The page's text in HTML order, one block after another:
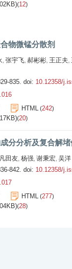
(12)
物微锰分散剂
, 张宇飞, 郝彬彬, 王正夫,
835. doi: 10.12358/
HTML (242)
(20)
分分析及复合解
凡田友, 杨强, 谢秉宏, 吴洋
842. doi: 10.12358/
HTML (277)
(28)